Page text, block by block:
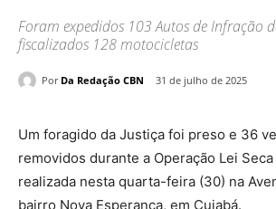
Foram expedidos 103 Autos de Infração
fiscalizados 128 motocicletas
Por Da Redação CBN 31 de julho de 2025
Um foragido da Justiça foi preso e 36
removidos durante a Operação Lei Seca
realizada nesta quarta-feira (30) na
bairro Nova Esperança, em Cuiabá.